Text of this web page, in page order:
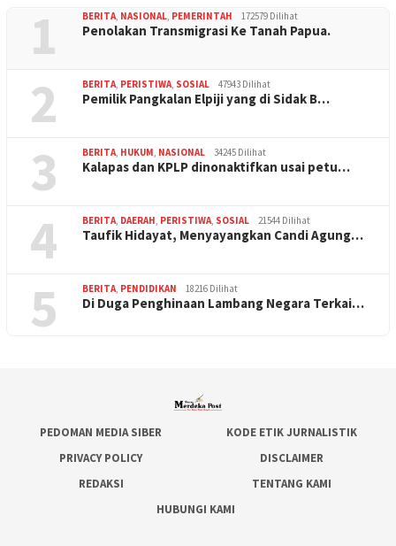
1 BERITA, NASIONAL, PEMERINTAH 172579 Dilihat
Penolakan Transmigrasi Ke Tanah Papua.
2 BERITA, PERISTIWA, SOSIAL 47943 Dilihat
Pemilik Pangkalan Elpiji yang di Sidak B…
3 BERITA, HUKUM, NASIONAL 34245 Dilihat
Kalapas dan KPLP dinonaktifkan usai petu…
4 BERITA, DAERAH, PERISTIWA, SOSIAL 21544 Dilihat
Taufik Hidayat, Menyayangkan Candi Agung…
5 BERITA, PENDIDIKAN 18216 Dilihat
Di Duga Penghinaan Lambang Negara Terkai…
PEDOMAN MEDIA SIBER
KODE ETIK JURNALISTIK
PRIVACY POLICY
DISCLAIMER
REDAKSI
TENTANG KAMI
HUBUNGI KAMI